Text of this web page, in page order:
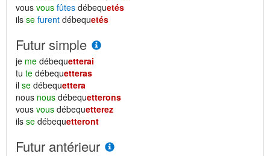
vous vous fûtes débequetés
ils se furent débequetés
Futur simple
je me débequetterai
tu te débequetteras
il se débequettera
nous nous débequetterons
vous vous débequetterez
ils se débequetteront
Futur antérieur